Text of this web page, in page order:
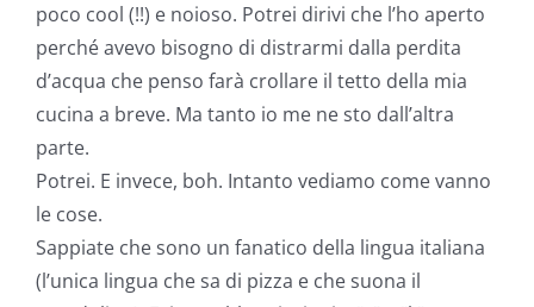
poco cool (!!) e noioso. Potrei dirivi che l’ho aperto
perché avevo bisogno di distrarmi dalla perdita
d’acqua che penso farà crollare il tetto della mia
cucina a breve. Ma tanto io me ne sto dall’altra
parte.
Potrei. E invece, boh. Intanto vediamo come vanno
le cose.
Sappiate che sono un fanatico della lingua italiana
(l’unica lingua che sa di pizza e che suona il